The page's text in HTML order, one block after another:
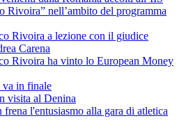
Rivoira” nell’ambito del programma
Rivoira a lezione con il giudice
Carena
Rivoira ha vinto lo European Money
in finale
visita al Denina
l'entusiasmo alla gara di atletica